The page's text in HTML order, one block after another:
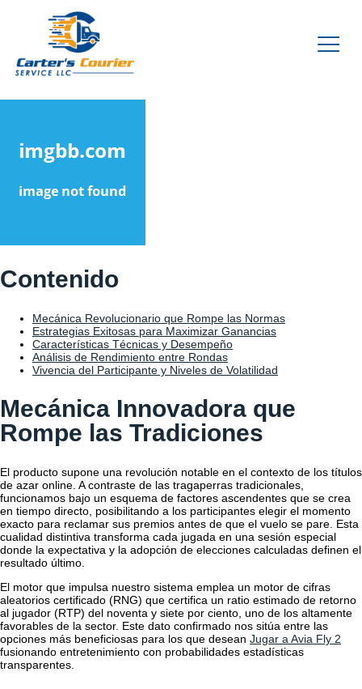
Contenido
Mecánica Revolucionario que Rompe las Normas
Estrategias Exitosas para Maximizar Ganancias
Características Técnicas y Desempeño
Análisis de Rendimiento entre Rondas
Vivencia del Participante y Niveles de Volatilidad
Mecánica Innovadora que
Rompe las Tradiciones
El producto supone una revolución notable en el contexto de los títulos
de azar online. A contraste de las tragaperras tradicionales,
funcionamos bajo un esquema de factores ascendentes que se crea
en tiempo directo, posibilitando a los participantes elegir el momento
exacto para reclamar sus premios antes de que el vuelo se pare. Esta
cualidad distintiva transforma cada jugada en una sesión especial
donde la expectativa y la adopción de elecciones calculadas definen el
resultado último.
El motor que impulsa nuestro sistema emplea un motor de cifras
aleatorios certificado (RNG) que certifica un ratio estimado de retorno
al jugador (RTP) del noventa y siete por ciento, uno de los altamente
favorables de la sector. Este dato confirmado nos sitúa entre las
opciones más beneficiosas para los que desean Jugar a Avia Fly 2
fusionando entretenimiento con probabilidades estadísticas
transparentes.